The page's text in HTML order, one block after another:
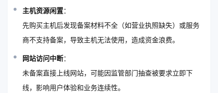
主机资源闲置：
先购买主机后发现备案材料不全（如营业执照缺失）或服务
商不支持备案，导致主机无法使用，造成资金浪费。
网站访问中断：
未备案直接上线网站，可能因监管部门抽查被要求立即下
线，影响用户体验和业务连续性。